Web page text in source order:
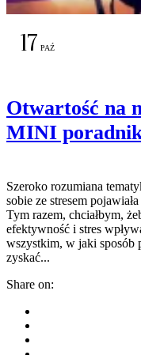
17 PAŹ
Otwartość na
MINI
Szeroko rozumiana
sobie ze stresem
Tym razem, chciałbym,
efektywność i stres
wszystkim, w jaki sposób
zyskać...
Share on: